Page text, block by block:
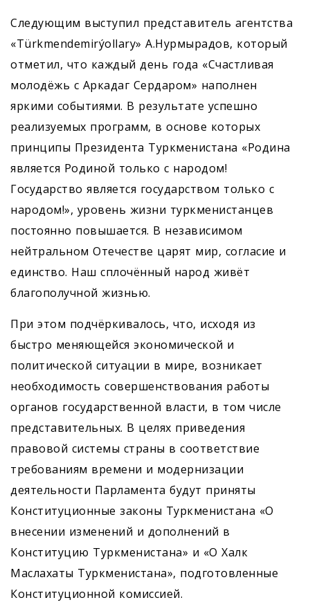
Следующим выступил представитель агентства
«Türkmen­demirýollary» А.Нур­мырадов, который
отметил, что каждый день года «Счастливая
молодёжь с Аркадаг Сердаром» наполнен
яркими событиями. В результате успешно
реализуемых программ, в основе которых
принципы Президента Туркменистана «Родина
является Родиной только с народом!
Государство является государством только с
народом!», уровень жизни туркменистанцев
постоянно повышается. В независимом
нейтральном Отечестве царят мир, согласие и
единство. Наш сплочённый народ живёт
благополучной жизнью.
При этом подчёркивалось, что, исходя из
быстро меняющейся экономической и
политической ситуации в мире, возникает
необходимость совершенствования работы
органов государственной власти, в том числе
представительных. В целях приведения
правовой системы страны в соответствие
требованиям времени и модернизации
деятельности Парламента будут приняты
Конституционные законы Туркменистана «О
внесении изменений и дополнений в
Конституцию Туркменистана» и «О Халк
Маслахаты Туркменистана», подготовленные
Конституционной комиссией.